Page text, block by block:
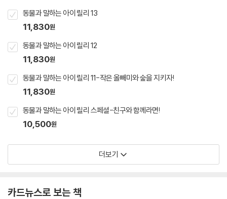
동물과 말하는 아이 릴리 13
11,830원
동물과 말하는 아이 릴리 12
11,830원
동물과 말하는 아이 릴리 11-작은 올빼미와 숲을 지키자!
11,830원
동물과 말하는 아이 릴리 스페셜-친구와 함께라면!
10,500원
더보기
카드뉴스로 보는 책